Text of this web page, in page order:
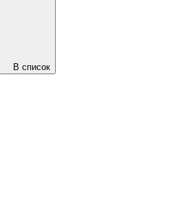
В список